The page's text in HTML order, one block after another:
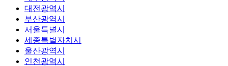
대전광역시
부산광역시
서울특별시
세종특별자치시
울산광역시
인천광역시